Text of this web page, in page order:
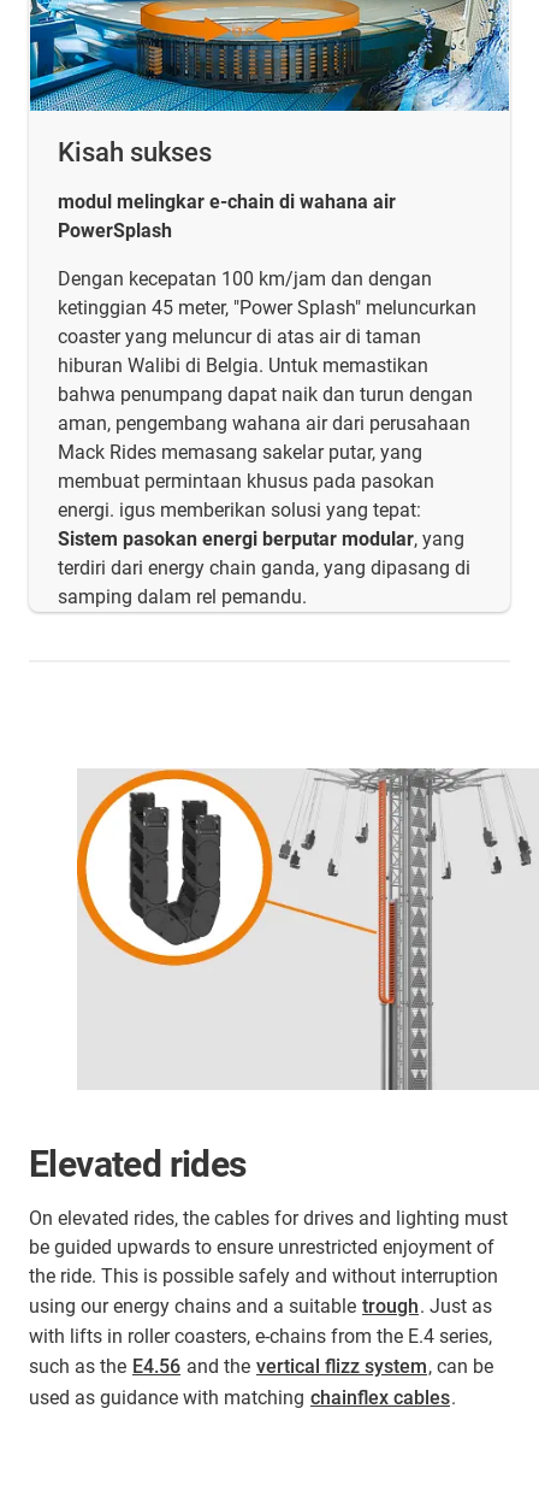
Kisah sukses
modul melingkar e-chain di wahana air
PowerSplash
Dengan kecepatan 100 km/jam dan dengan
ketinggian 45 meter, "Power Splash" meluncurkan
coaster yang meluncur di atas air di taman
hiburan Walibi di Belgia. Untuk memastikan
bahwa penumpang dapat naik dan turun dengan
aman, pengembang wahana air dari perusahaan
Mack Rides memasang sakelar putar, yang
membuat permintaan khusus pada pasokan
energi. igus memberikan solusi yang tepat:
Sistem pasokan energi berputar modular, yang
terdiri dari energy chain ganda, yang dipasang di
samping dalam rel pemandu.
Elevated rides
On elevated rides, the cables for drives and lighting must
be guided upwards to ensure unrestricted enjoyment of
the ride. This is possible safely and without interruption
using our energy chains and a suitable trough. Just as
with lifts in roller coasters, e-chains from the E.4 series,
such as the E4.56 and the vertical flizz system, can be
used as guidance with matching chainflex cables.